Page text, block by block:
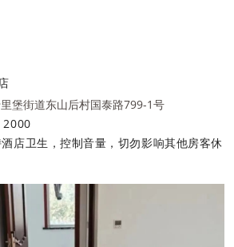
堡街道东山后村国泰路799-1号
2000
店卫生，控制音量，切勿影响其他房客休